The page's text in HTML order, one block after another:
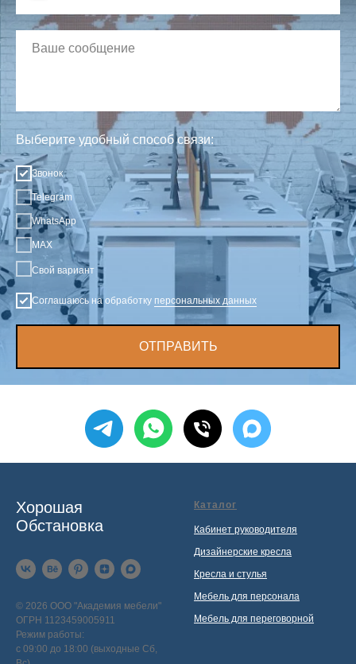
Выберите удобный способ связи:
Звонок
Telegram
WhatsApp
MAX
Свой вариант
Соглашаюсь на обработку персональных данных
ОТПРАВИТЬ
Хорошая
Обстановка
© 2026 ООО "Академия мебели"
ОГРН 1123459005911
Режим работы:
с 09:00 до 18:00 (выходные Сб,
Каталог
Кабинет руководителя
Дизайнерские кресла
Кресла и стулья
Мебель для персонала
Мебель для переговорной